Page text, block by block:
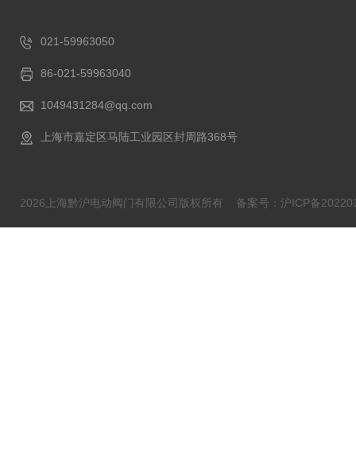
021-59963050
86-021-59963040
1049431284@qq.com
上海市嘉定区马陆工业园区封周路368号
2026上海黔沪电动阀门有限公司版权所有 备案号：沪ICP备